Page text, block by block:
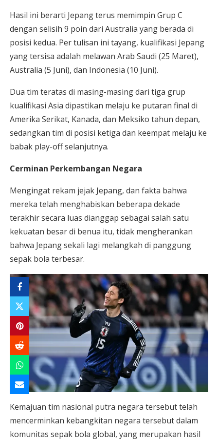
Hasil ini berarti Jepang terus memimpin Grup C
dengan selisih 9 poin dari Australia yang berada di
posisi kedua. Per tulisan ini tayang, kualifikasi Jepang
yang tersisa adalah melawan Arab Saudi (25 Maret),
Australia (5 Juni), dan Indonesia (10 Juni).
Dua tim teratas di masing-masing dari tiga grup
kualifikasi Asia dipastikan melaju ke putaran final di
Amerika Serikat, Kanada, dan Meksiko tahun depan,
sedangkan tim di posisi ketiga dan keempat melaju ke
babak play-off selanjutnya.
Cerminan Perkembangan Negara
Mengingat rekam jejak Jepang, dan fakta bahwa
mereka telah menghabiskan beberapa dekade
terakhir secara luas dianggap sebagai salah satu
kekuatan besar di benua itu, tidak mengherankan
bahwa Jepang sekali lagi melangkah di panggung
sepak bola terbesar.
Kemajuan tim nasional putra negara tersebut telah
mencerminkan kebangkitan negara tersebut dalam
komunitas sepak bola global, yang merupakan hasil